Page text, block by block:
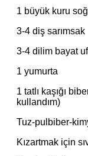
1 büyük kuru
3-4 diş sarımsak
3-4 dilim bayat
1 yumurta
1 tatlı kaşığı
kullandım)
Tuz-pulbiber-
Kızartmak için